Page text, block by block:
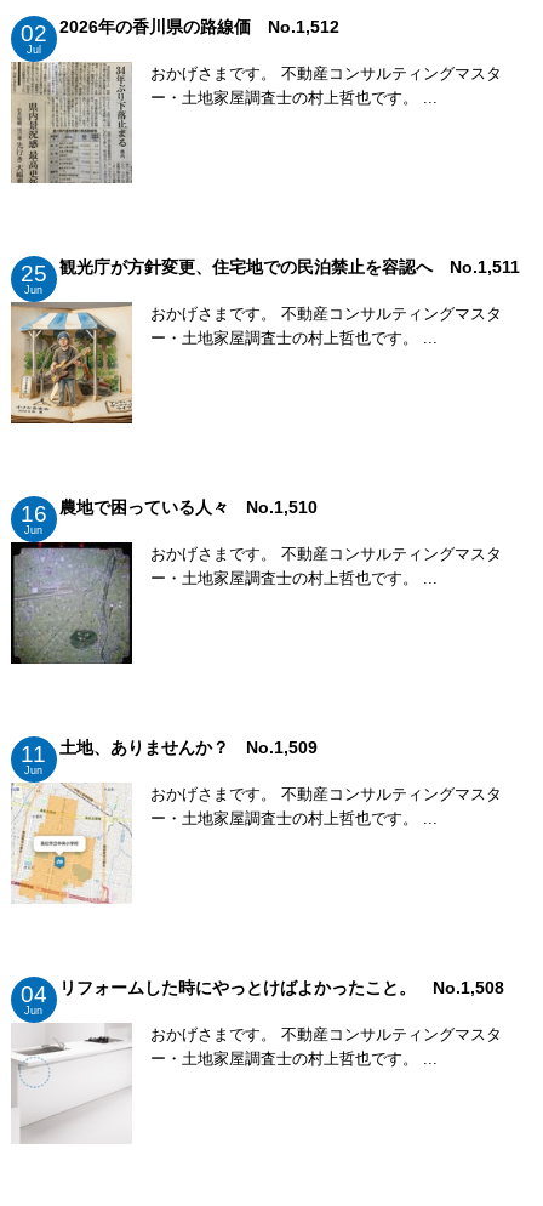
02
Jul
2026年の香川県の路線価 No.1,512
おかげさまです。 不動産コンサルティングマスタ
ー・土地家屋調査士の村上哲也です。 ...
25
Jun
観光庁が方針変更、住宅地での民泊禁止を容認へ No.1,511
おかげさまです。 不動産コンサルティングマスタ
ー・土地家屋調査士の村上哲也です。 ...
16
Jun
農地で困っている人々 No.1,510
おかげさまです。 不動産コンサルティングマスタ
ー・土地家屋調査士の村上哲也です。 ...
11
Jun
土地、ありませんか？ No.1,509
おかげさまです。 不動産コンサルティングマスタ
ー・土地家屋調査士の村上哲也です。 ...
04
Jun
リフォームした時にやっとけばよかったこと。 No.1,508
おかげさまです。 不動産コンサルティングマスタ
ー・土地家屋調査士の村上哲也です。 ...